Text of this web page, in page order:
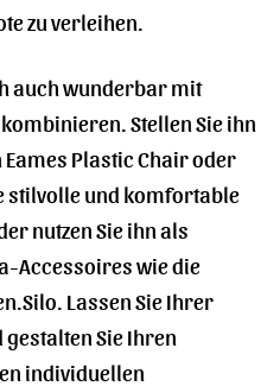
zu verleihen.
auch wunderbar mit
Stellen Sie ihn
Plastic Chair oder
stilvolle und komfortable
nutzen Sie ihn als
Accessoires wie die
Lassen Sie Ihrer
Sie Ihren
individuellen